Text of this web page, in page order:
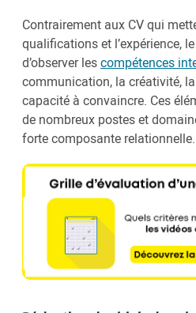
Contrairement aux CV qui
qualifications et l’expérience,
d’observer lescompétences
communication, la créativité,
capacité à convaincre. Ces
de nombreux postes et
forte composante relationnelle.